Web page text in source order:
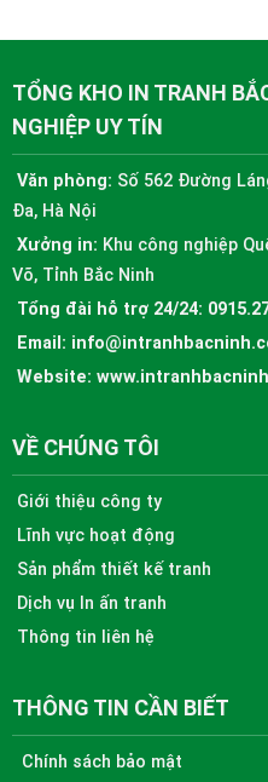
TỔNG KHO IN TRANH
NGHIỆP UY TÍN
Văn phòng: Số 562 Đường
Đa, Hà Nội
Xưởng in: Khu công nghiệp
Võ, Tỉnh Bắc Ninh
Tổng đài hỗ trợ 24/24:
Email:
Website:
VỀ CHÚNG TÔI
Giới thiệu công ty
Lĩnh vực hoạt động
Sản phẩm thiết kế tranh
Dịch vụ In ấn tranh
Thông tin liên hệ
THÔNG TIN CẦN BIẾT
Chính sách bảo mật